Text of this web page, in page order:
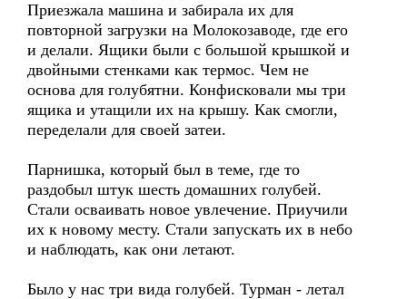
Приезжала машина и забирала их для
повторной загрузки на Молокозаводе, где его
и делали. Ящики были с большой крышкой и
двойными стенками как термос. Чем не
основа для голубятни. Конфисковали мы три
ящика и утащили их на крышу. Как смогли,
переделали для своей затеи.
Парнишка, который был в теме, где то
раздобыл штук шесть домашних голубей.
Стали осваивать новое увлечение. Приучили
их к новому месту. Стали запускать их в небо
и наблюдать, как они летают.
Было у нас три вида голубей. Турман - летал